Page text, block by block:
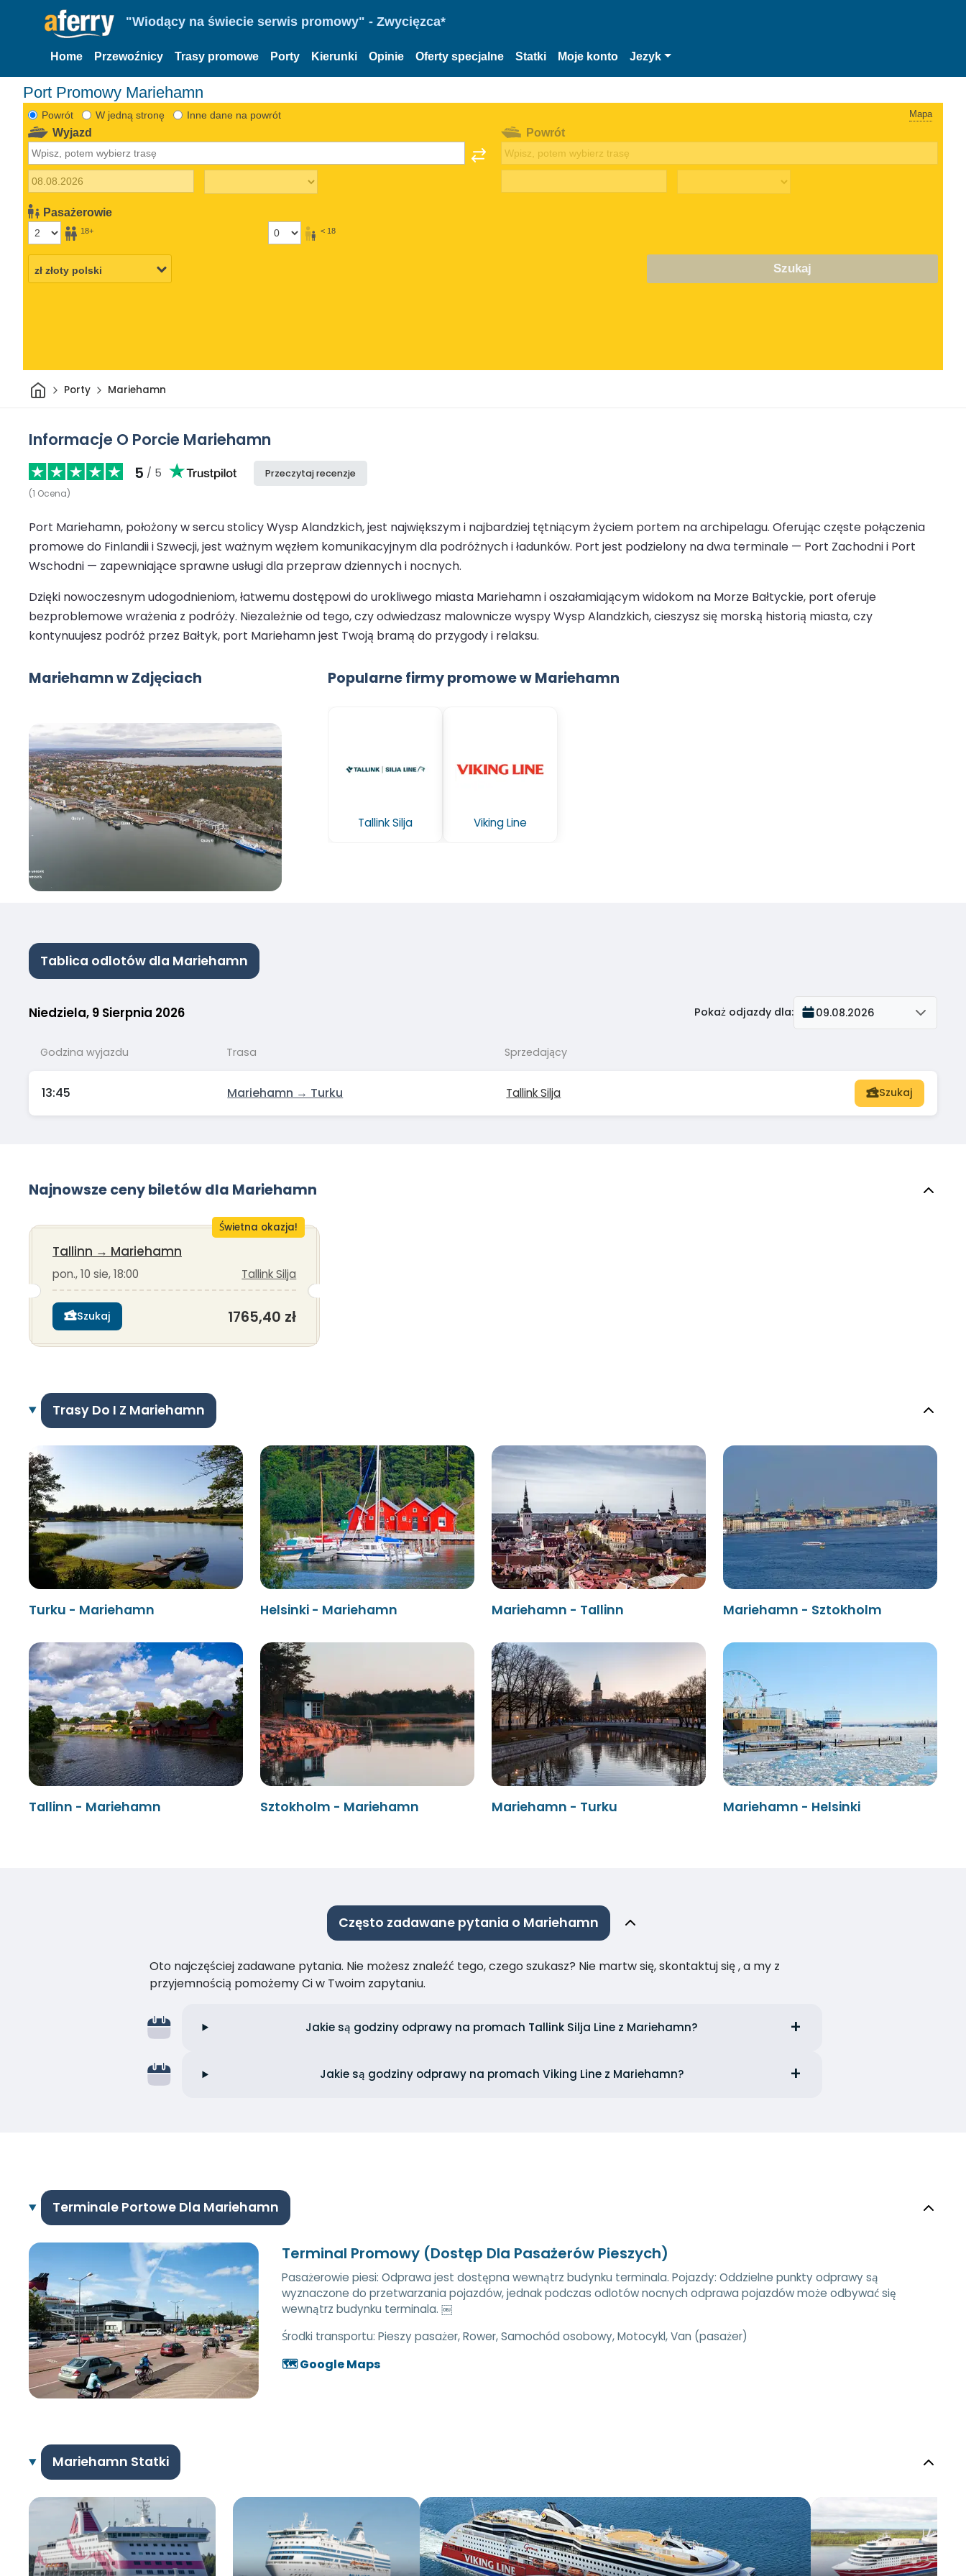
"Wiodący na świecie serwis promowy" - Zwycięzca*
Home Przewoźnicy Trasy promowe Porty Kierunki Opinie Oferty specjalne Statki Moje konto Jezyk
Port Promowy Mariehamn
Powrót W jedną stronę Inne dane na powrót Mapa
Wyjazd
Pasażerowie
18+ < 18
Powrót
Szukaj
DomPorty Mariehamn
Informacje O Porcie Mariehamn
5 / 5
(1 Ocena)
Przeczytaj recenzje
Port Mariehamn, położony w sercu stolicy Wysp Alandzkich, jest największym i najbardziej tętniącym życiem portem na archipelagu. Oferując częste połączenia
promowe do Finlandii i Szwecji, jest ważnym węzłem komunikacyjnym dla podróżnych i ładunków. Port jest podzielony na dwa terminale — Port Zachodni i Port
Wschodni — zapewniające sprawne usługi dla przepraw dziennych i nocnych.
Dzięki nowoczesnym udogodnieniom, łatwemu dostępowi do urokliwego miasta Mariehamn i oszałamiającym widokom na Morze Bałtyckie, port oferuje
bezproblemowe wrażenia z podróży. Niezależnie od tego, czy odwiedzasz malownicze wyspy Wysp Alandzkich, cieszysz się morską historią miasta, czy
kontynuujesz podróż przez Bałtyk, port Mariehamn jest Twoją bramą do przygody i relaksu.
Mariehamn w Zdjęciach Popularne firmy promowe w Mariehamn
Tallink Silja Viking Line
Tablica odlotów dla Mariehamn
Niedziela, 9 Sierpnia 2026 Pokaż odjazdy dla: 09.08.2026
Godzina wyjazdu Trasa Sprzedający
13:45 Mariehamn → Turku Tallink Silja Szukaj
Najnowsze ceny biletów dla Mariehamn
Świetna okazja!
Tallinn → Mariehamn
pon., 10 sie, 18:00 Tallink Silja
Szukaj 1765,40 zł
Trasy Do I Z Mariehamn
Turku - Mariehamn Helsinki - Mariehamn Mariehamn - Tallinn Mariehamn - Sztokholm
Tallinn - Mariehamn Sztokholm - Mariehamn Mariehamn - Turku Mariehamn - Helsinki
Często zadawane pytania o Mariehamn
Oto najczęściej zadawane pytania. Nie możesz znaleźć tego, czego szukasz? Nie martw się, skontaktuj się , a my z
przyjemnością pomożemy Ci w Twoim zapytaniu.
Jakie są godziny odprawy na promach Tallink Silja Line z Mariehamn?
Jakie są godziny odprawy na promach Viking Line z Mariehamn?
Terminale Portowe Dla Mariehamn
Terminal Promowy (Dostęp Dla Pasażerów Pieszych)
Pasażerowie piesi: Odprawa jest dostępna wewnątrz budynku terminala. Pojazdy: Oddzielne punkty odprawy są
wyznaczone do przetwarzania pojazdów, jednak podczas odlotów nocnych odprawa pojazdów może odbywać się
wewnątrz budynku terminala. ￼
Środki transportu: Pieszy pasażer, Rower, Samochód osobowy, Motocykl, Van (pasażer)
🗺️ Google Maps
Mariehamn Statki